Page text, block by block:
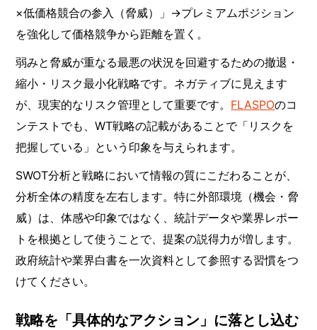
×低価格競合の参入（脅威）」→プレミアムポジション
を強化して価格競争から距離を置く。
弱みと脅威が重なる最悪の状況を回避するための撤退・
縮小・リスク最小化戦略です。ネガティブに見えます
が、現実的なリスク管理として重要です。 FLASPOのコ
ンテストでも、WT戦略の記載があることで「リスクを
把握している」という印象を与えられます。
SWOT分析と戦略において情報の質にこだわることが、
分析全体の精度を左右します。特に外部環境（機会・脅
威）は、体感や印象ではなく、統計データや業界レポー
トを根拠として使うことで、提案の説得力が増します。
政府統計や業界白書を一次資料として参照する習慣をつ
けてください。
戦略を「具体的なアクション」に落とし込む